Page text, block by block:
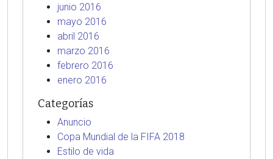
junio 2016
mayo 2016
abril 2016
marzo 2016
febrero 2016
enero 2016
Categorías
Anuncio
Copa Mundial de la FIFA 2018
Estilo de vida